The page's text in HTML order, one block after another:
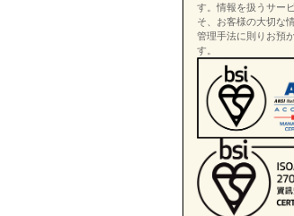
す。情報を扱うサー
そ、お客様の大切な
管理手法に則りお預
す。